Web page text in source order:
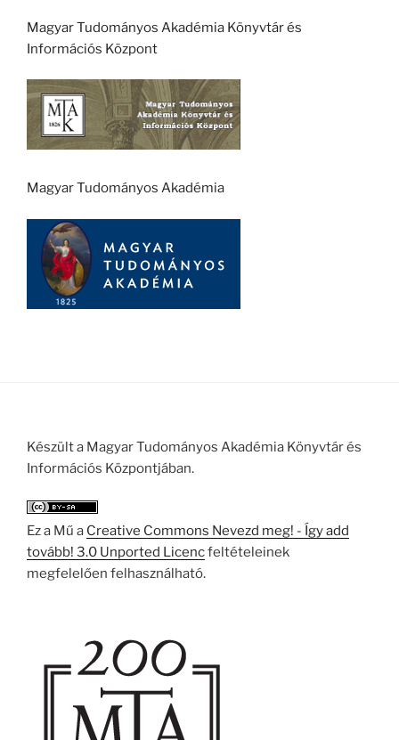
Magyar Tudományos Akadémia Könyvtár és
Információs Központ
Magyar Tudományos Akadémia
Készült a Magyar Tudományos Akadémia Könyvtár és
Információs Központjában.
Ez a Mű a Creative Commons Nevezd meg! - Így add
tovább! 3.0 Unported Licencfeltételeinek
megfelelően felhasználható.